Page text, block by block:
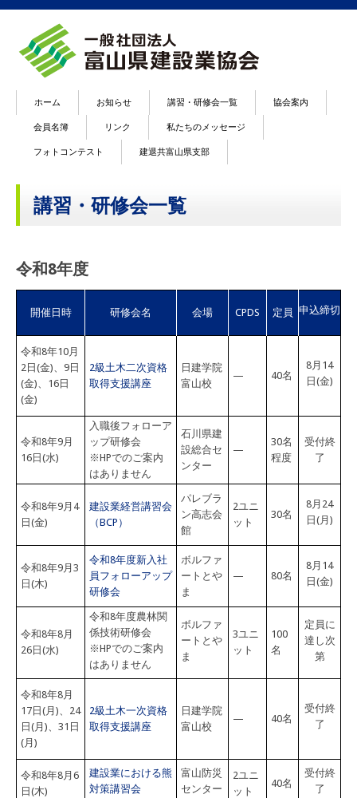
ホーム お知らせ 講習・研修会一覧 協会案内
会員名簿 リンク 私たちのメッセージ
フォトコンテスト 建退共富山県支部
講習・研修会一覧
令和8年度
開催日時 研修会名 会場 CPDS 定員 申込締切
令和8年10月
2日(金)、9日
(金)、16日
(金)
2級土木二次資格
取得支援講座
日建学院
富山校
— 40名
8月14
日(金)
令和8年9月
16日(水)
入職後フォローア
ップ研修会
※HPでのご案内
はありません
石川県建
設総合セ
ンター
—
30名
程度
受付終
了
令和8年9月4
日(金)
建設業経営講習会
（BCP）
パレブラ
ン高志会
館
2ユニ
ット
30名
8月24
日(月)
令和8年9月3
日(木)
令和8年度新入社
員フォローアップ
研修会
ボルファ
ートとや
ま
— 80名
8月14
日(金)
令和8年8月
26日(水)
令和8年度農林関
係技術研修会
※HPでのご案内
はありません
ボルファ
ートとや
ま
3ユニ
ット
100
名
定員に
達し次
第
令和8年8月
17日(月)、24
日(月)、31日
(月)
2級土木一次資格
取得支援講座
日建学院
富山校
— 40名
受付終
了
令和8年8月6
日(木)
建設業における熊
対策講習会
富山防災
センター
2ユニ
ット
40名
受付終
了